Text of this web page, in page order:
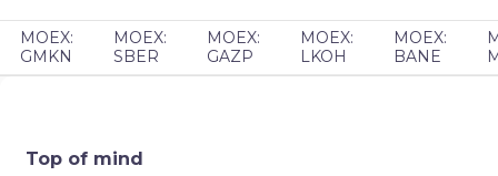
Top of mind
MOEX:
GMKN
MOEX:
SBER
MOEX:
GAZP
MOEX:
LKOH
MOEX:
BANE